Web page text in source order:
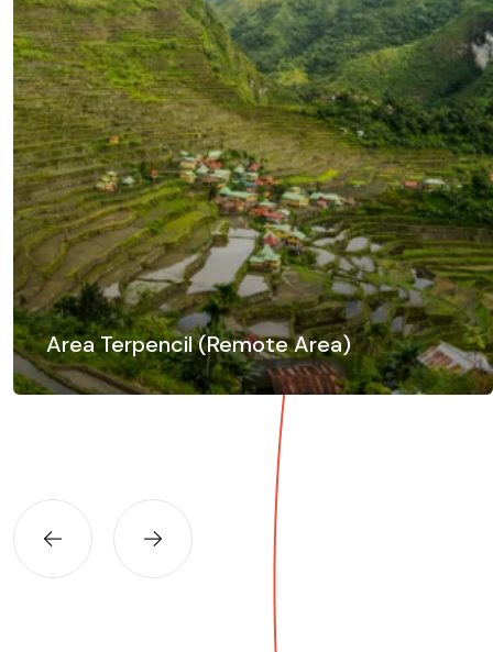
Area Terpencil (Remote Area)
Solusi latensi rendah terbaru akan membantu
menghubungkan komunitas lokal maupun perusahaan,
serta menjembatani wilayah terpencil dan pedesaan